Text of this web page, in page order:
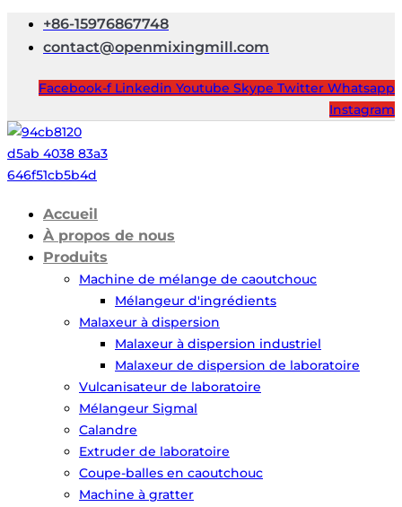
+86-15976867748
contact@openmixingmill.com
Facebook-f Linkedin Youtube Skype Twitter Whatsapp
Instagram
Accueil
À propos de nous
Produits
Machine de mélange de caoutchouc
Mélangeur d'ingrédients
Malaxeur à dispersion
Malaxeur à dispersion industriel
Malaxeur de dispersion de laboratoire
Vulcanisateur de laboratoire
Mélangeur Sigmal
Calandre
Extruder de laboratoire
Coupe-balles en caoutchouc
Machine à gratter